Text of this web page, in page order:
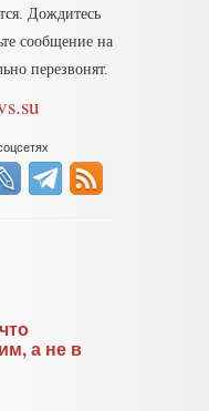
Дождитесь
сообщение на
перезвонят.
а не в